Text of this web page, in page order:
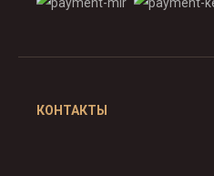
КОНТАКТЫ